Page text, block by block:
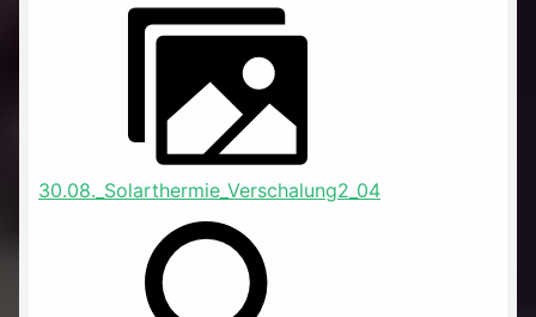
30.08._Solarthermie_Verschalung2_04